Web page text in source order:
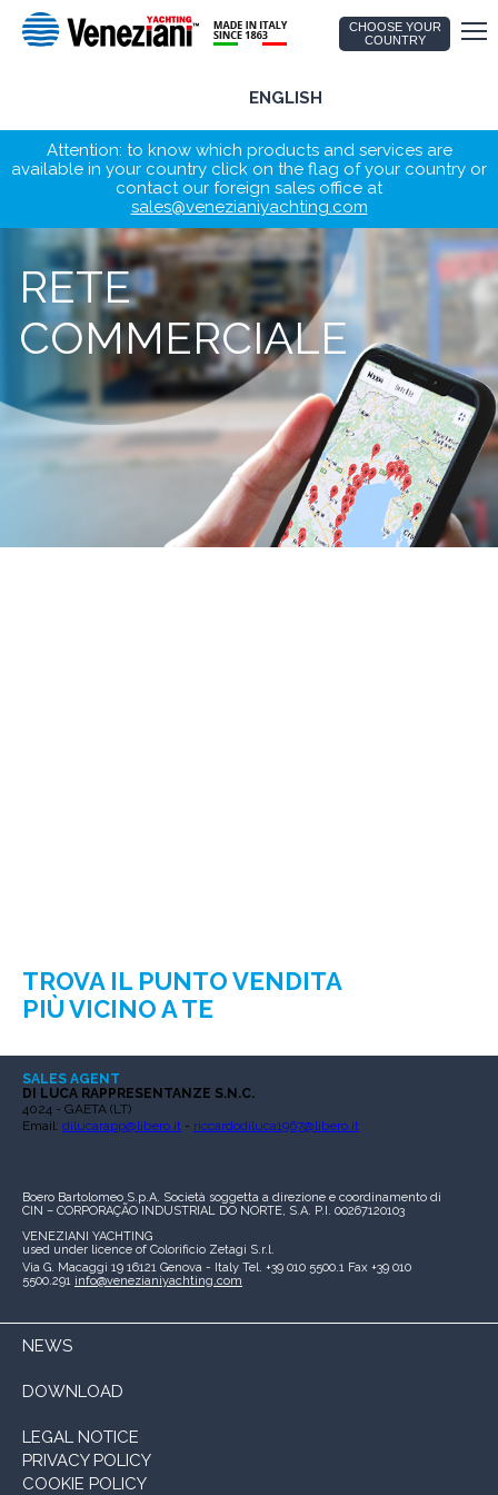
CHOOSE YOUR
COUNTRY
ENGLISH
Attention: to know which products and services are
available in your country click on the flag of your country or
contact our foreign sales office at
sales@venezianiyachting.com
RETE
COMMERCIALE
TROVA IL PUNTO VENDITA
PIÙ VICINO A TE
SALES AGENT
DI LUCA RAPPRESENTANZE S.N.C.
4024 - GAETA (LT)
Email: dilucarapp@libero.it - riccardodiluca1967@libero.it
Boero Bartolomeo S.p.A. Società soggetta a direzione e coordinamento di
CIN – CORPORAÇÃO INDUSTRIAL DO NORTE, S.A. P.I. 00267120103
VENEZIANI YACHTING
used under licence of Colorificio Zetagi S.r.l.
Via G. Macaggi 19 16121 Genova - Italy Tel. +39 010 5500.1 Fax +39 010
5500.291 info@venezianiyachting.com
NEWS
DOWNLOAD
LEGAL NOTICE
PRIVACY POLICY
COOKIE POLICY